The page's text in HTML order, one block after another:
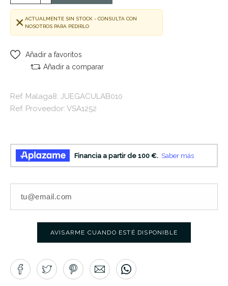
ACTUALMENTE SIN STOCK - CONSULTA CON
NOSOTROS PARA PEDIRLO
Añadir a favoritos
Añadir a comparar
Ref. Malaga8: JUEGACULAB010
Ref. Proveedor: VSA1252
AVISARME CUANDO ESTÉ DISPONIBLE